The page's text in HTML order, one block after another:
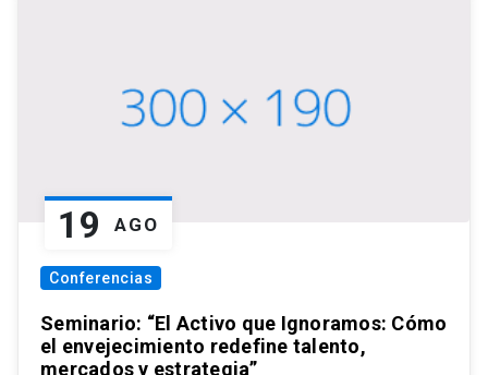
19 AGO
Conferencias
Seminario: “El Activo que Ignoramos: Cómo
el envejecimiento redefine talento,
mercados y estrategia”